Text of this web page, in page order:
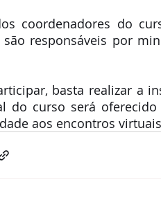
coordenadores do
são responsáveis por
basta realizar a
do curso será
aos encontros